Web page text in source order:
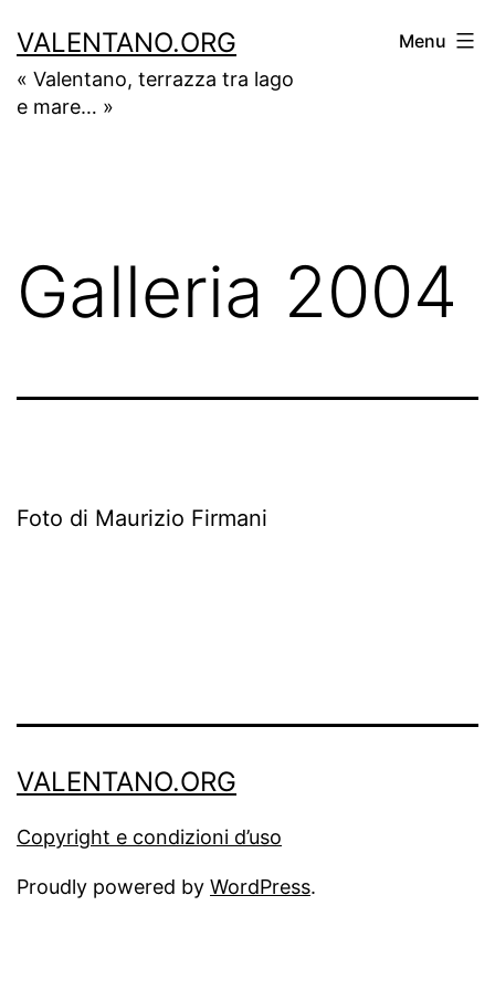
contenuto
VALENTANO.ORG
« Valentano, terrazza tra lago
e mare… »
Menu
Galleria 2004
Foto di Maurizio Firmani
VALENTANO.ORG
Copyright e condizioni d’uso
Proudly powered by WordPress.